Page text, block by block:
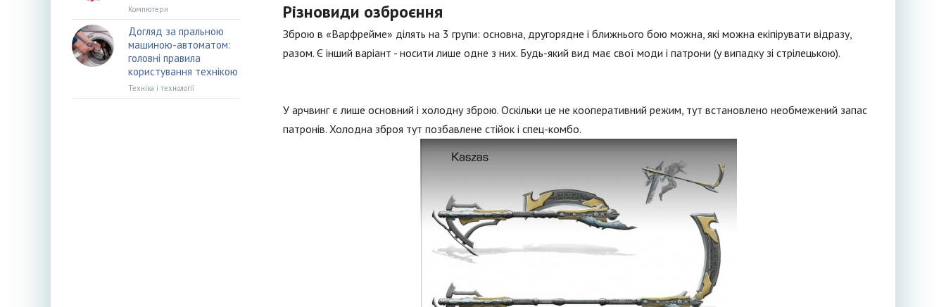
Різновиди озброєння
Зброю в «Варфрейме» ділять на 3 групи: основна, другорядне і ближнього бою можна, які можна екіпірувати відразу,
разом. Є інший варіант - носити лише одне з них. Будь-який вид має свої моди і патрони (у випадку зі стрілецькою).
У арчвинг є лише основний і холодну зброю. Оскільки це не кооперативний режим, тут встановлено необмежений запас
патронів. Холодна зброя тут позбавлене стійок і спец-комбо.
Компютери
Догляд за пральною
машиною-автоматом:
головні правила
користування технікою
Техніка і технології